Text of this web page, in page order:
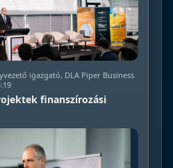
igazgató, DLA Piper Business
finanszírozási